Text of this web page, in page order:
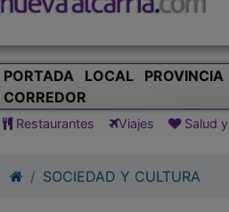
PORTADA LOCAL PROVINCIA
CORREDOR
Restaurantes Viajes Salud y
SOCIEDAD Y CULTURA